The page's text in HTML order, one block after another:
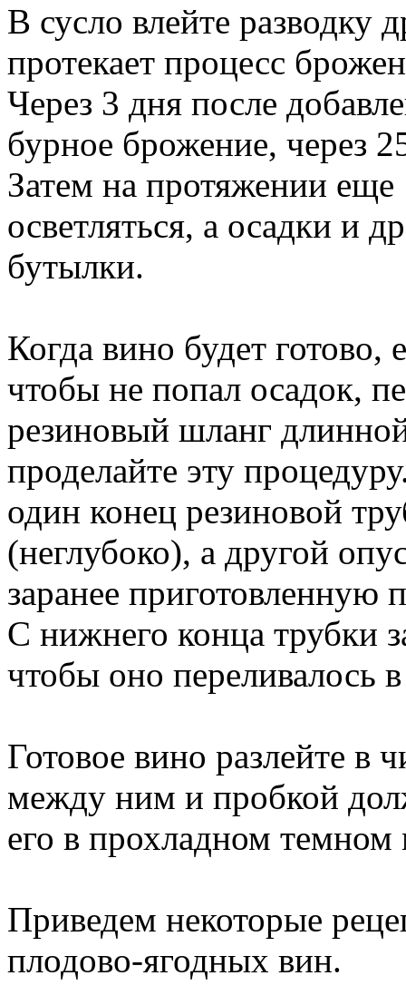
В сусло влейте разводку
протекает процесс
Через 3 дня после
бурное брожение, через
Затем на протяжении
осветляться, а осадки и
бутылки.
Когда вино будет
чтобы не попал осадок,
резиновый шланг
проделайте эту
один конец резиновой
(неглубоко), а другой
заранее
С нижнего конца трубки
чтобы оно переливалось
Готовое вино разлейте в
между ним и пробкой
его в прохладном темном
Приведем некоторые
плодово-ягодных вин.